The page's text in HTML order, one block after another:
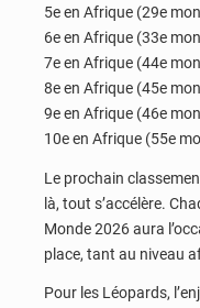
5e en Afrique (29e
6e en Afrique (33e
7e en Afrique (44e
8e en Afrique (45e
9e en Afrique (46e
10e en Afrique (55e
Le prochain
là, tout s’accélère.
Monde 2026 aura
place, tant au niveau
Pour les Léopards,